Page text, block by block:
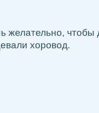
желательно, чтобы
хоровод.